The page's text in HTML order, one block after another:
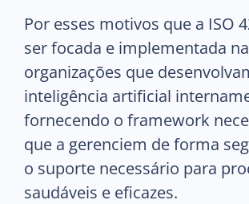
Por esses motivos que a ISO
ser focada e implementada
organizações que
inteligência artificial
fornecendo o framework
que a gerenciem de forma
o suporte necessário para
saudáveis e eficazes.